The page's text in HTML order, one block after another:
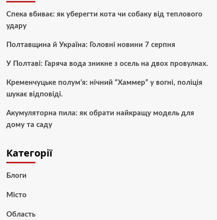
Спека вбиває: як уберегти кота чи собаку від теплового
удару
Полтавщина й Україна: Головні новини 7 серпня
У Полтаві: Гаряча вода зникне з осель на двох провулках.
Кременчуцьке полум’я: нічний “Хаммер” у вогні, поліція
шукає відповіді.
Акумуляторна пила: як обрати найкращу модель для
дому та саду
Категорії
Блоги
Місто
Область